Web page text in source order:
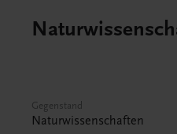
Gegenstand
Naturwissenschaften